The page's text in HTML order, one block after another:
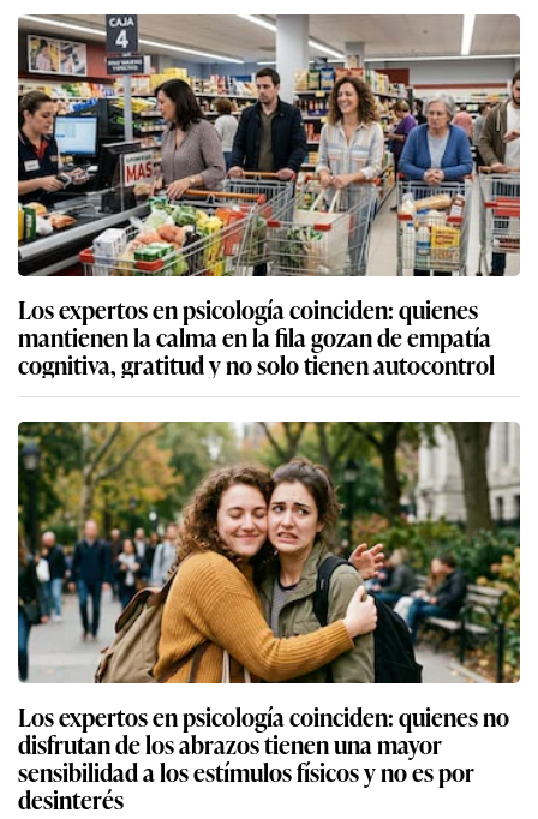
Los expertos en psicología coinciden: quienes
mantienen la calma en la fila gozan de empatía
cognitiva, gratitud y no solo tienen autocontrol
Los expertos en psicología coinciden: quienes no
disfrutan de los abrazos tienen una mayor
sensibilidad a los estímulos físicos y no es por
desinterés